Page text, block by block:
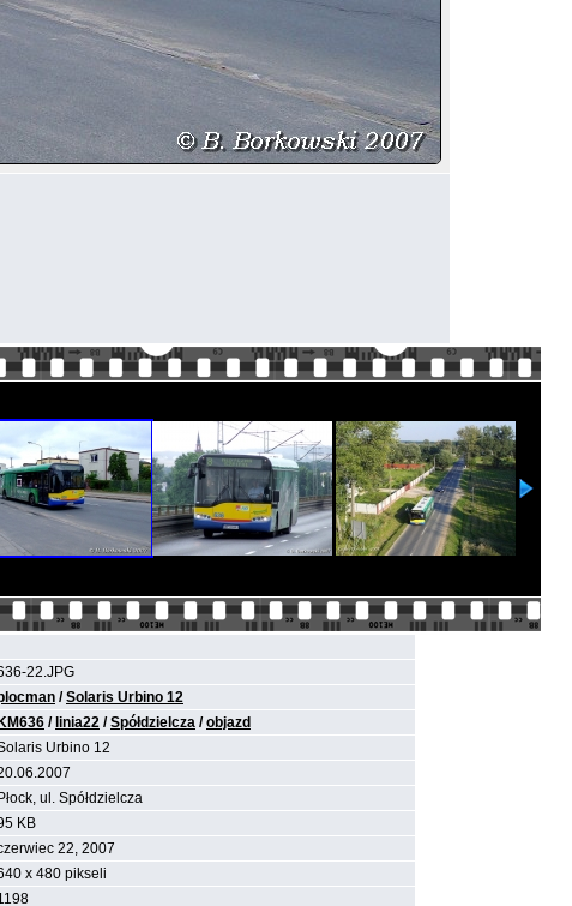
22.JPG
/Solaris Urbino 12
KM636 / linia22 /Spółdzielcza /objazd
Urbino 12
Płock, ul. Spółdzielcza
KB
22, 2007
x 480 pikseli